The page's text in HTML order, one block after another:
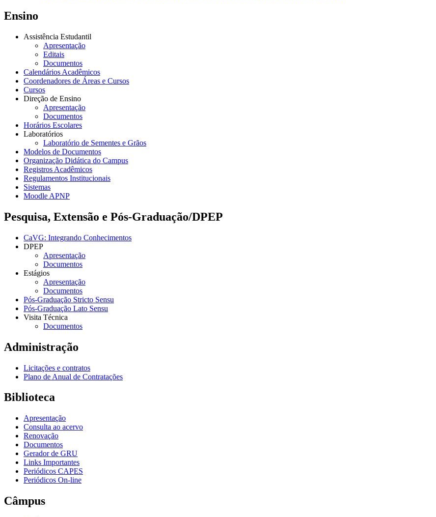
Ensino
Assistência Estudantil
Apresentação
Editais
Documentos
Calendários Acadêmicos
Coordenadores de Áreas e Cursos
Cursos
Direção de Ensino
Apresentação
Documentos
Horários Escolares
Laboratórios
Laboratório de Sementes e Grãos
Modelos de Documentos
Organização Didática do Campus
Registros Acadêmicos
Regulamentos Institucionais
Sistemas
Moodle APNP
Pesquisa, Extensão e Pós-Graduação/DPEP
CaVG: Integrando Conhecimentos
DPEP
Apresentação
Documentos
Estágios
Apresentação
Documentos
Pós-Graduação Stricto Sensu
Pós-Graduação Lato Sensu
Visita Técnica
Documentos
Administração
Licitações e contratos
Plano de Anual de Contratações
Biblioteca
Apresentação
Consulta ao acervo
Renovação
Documentos
Gerador de GRU
Links Importantes
Periódicos CAPES
Periódicos On-line
Câmpus